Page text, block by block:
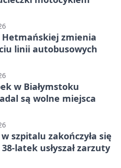
zmienia
linii autobusowych
w Białymstoku
są wolne miejsca
szpitalu zakończyła się
latek usłyszał zarzuty